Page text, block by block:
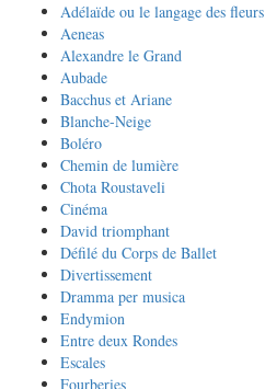
Adélaïde ou le langage des fleurs
Aeneas
Alexandre le Grand
Aubade
Bacchus et Ariane
Blanche-Neige
Boléro
Chemin de lumière
Chota Roustaveli
Cinéma
David triomphant
Défilé du Corps de Ballet
Divertissement
Dramma per musica
Endymion
Entre deux Rondes
Escales
Fourberies